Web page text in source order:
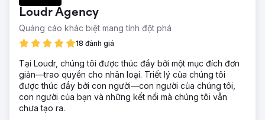
Loudr Agency
Quảng cáo khác biệt mang tính đột phá
18 đánh giá
Tại Loudr, chúng tôi được thúc đẩy bởi một mục đích đơn
giản—trao quyền cho nhân loại. Triết lý của chúng tôi
được thúc đẩy bởi con người—con người của chúng tôi,
con người của bạn và những kết nối mà chúng tôi vẫn
chưa tạo ra.